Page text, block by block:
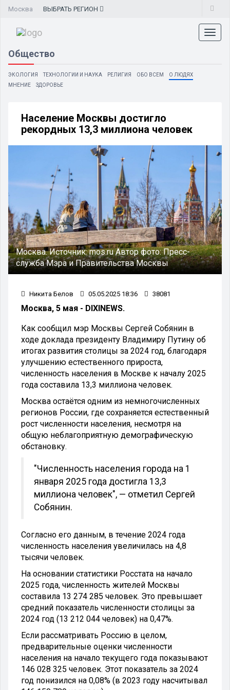
Москва ВЫБРАТЬ РЕГИОН
Общество
ЭКОЛОГИЯ ТЕХНОЛОГИИ И НАУКА РЕЛИГИЯ ОБО ВСЕМ
О ЛЮДЯХ
МНЕНИЕ
ЗДОРОВЬЕ
Население Москвы достигло
рекордных 13,3 миллиона человек
Москва.Источник:mos.ruАвтор фото:Пресс-
служба Мэра и Правительства Москвы
Никита Белов 05.05.2025 18:36 38081
Москва, 5 мая - DIXINEWS.
Как сообщил мэр Москвы Сергей Собянин в
ходе доклада президенту Владимиру Путину об
итогах развития столицы за 2024 год, благодаря
улучшению естественного прироста,
численность населения в Москве к началу 2025
года составила 13,3 миллиона человек.
Москва остаётся одним из немногочисленных
регионов России, где сохраняется естественный
рост численности населения, несмотря на
общую неблагоприятную демографическую
обстановку.
"Численность населения города на 1
января 2025 года достигла 13,3
миллиона человек", — отметил Сергей
Собянин.
Согласно его данным, в течение 2024 года
численность населения увеличилась на 4,8
тысячи человек.
На основании статистики Росстата на начало
2025 года, численность жителей Москвы
составила 13 274 285 человек. Это превышает
средний показатель численности столицы за
2024 год (13 212 044 человек) на 0,47%.
Если рассматривать Россию в целом,
предварительные оценки численности
населения на начало текущего года показывают
146 028 325 человек. Этот показатель за 2024
год понизился на 0,08% (в 2023 году насчитывал